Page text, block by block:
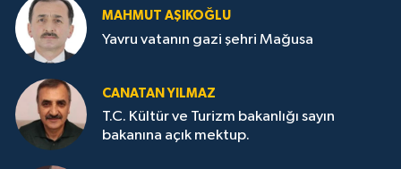
MAHMUT AŞIKOĞLU
Yavru vatanın gazi şehri Mağusa
CANATAN YILMAZ
T.C. Kültür ve Turizm bakanlığı sayın
bakanına açık mektup.